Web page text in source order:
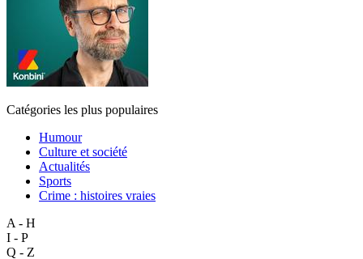
Catégories les plus populaires
Humour
Culture et société
Actualités
Sports
Crime : histoires vraies
A - H
I - P
Q - Z